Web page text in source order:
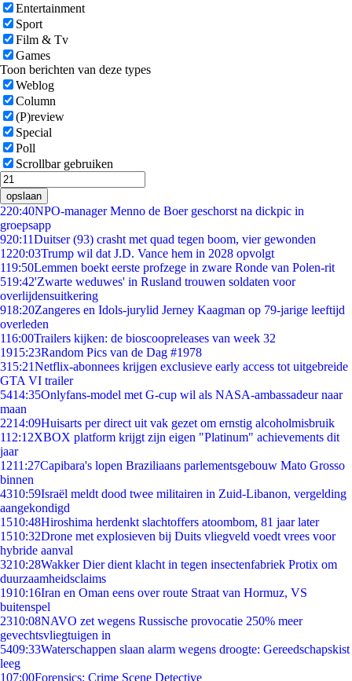
Entertainment
Sport
Film & Tv
Games
Toon berichten van deze types
Weblog
Column
(P)review
Special
Poll
Scrollbar gebruiken
opslaan
220:40NPO-manager Menno de Boer geschorst na dickpic in
groepsapp
920:11Duitser (93) crasht met quad tegen boom, vier gewonden
1220:03Trump wil dat J.D. Vance hem in 2028 opvolgt
119:50Lemmen boekt eerste profzege in zware Ronde van Polen-rit
519:42'Zwarte weduwes' in Rusland trouwen soldaten voor
overlijdensuitkering
918:20Zangeres en Idols-jurylid Jerney Kaagman op 79-jarige leeftijd
overleden
116:00Trailers kijken: de bioscoopreleases van week 32
1915:23Random Pics van de Dag #1978
315:21Netflix-abonnees krijgen exclusieve early access tot uitgebreide
GTA VI trailer
5414:35Onlyfans-model met G-cup wil als NASA-ambassadeur naar
maan
2214:09Huisarts per direct uit vak gezet om ernstig alcoholmisbruik
112:12XBOX platform krijgt zijn eigen "Platinum" achievements dit
jaar
1211:27Capibara's lopen Braziliaans parlementsgebouw Mato Grosso
binnen
4310:59Israël meldt dood twee militairen in Zuid-Libanon, vergelding
aangekondigd
1510:48Hiroshima herdenkt slachtoffers atoombom, 81 jaar later
1510:32Drone met explosieven bij Duits vliegveld voedt vrees voor
hybride aanval
3210:28Wakker Dier dient klacht in tegen insectenfabriek Protix om
duurzaamheidsclaims
1910:16Iran en Oman eens over route Straat van Hormuz, VS
buitenspel
2310:08NAVO zet wegens Russische provocatie 250% meer
gevechtsvliegtuigen in
5409:33Waterschappen slaan alarm wegens droogte: Gereedschapskist
leeg
107:00Forensics: Crime Scene Detective